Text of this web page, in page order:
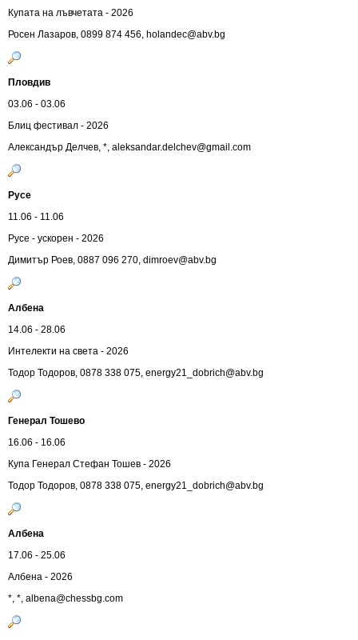
Купата на лъвчетата - 2026
Росен Лазаров, 0899 874 456, holandec@abv.bg
Пловдив
03.06 - 03.06
Блиц фестивал - 2026
Александър Делчев, *, aleksandar.delchev@gmail.com
Русе
11.06 - 11.06
Русе - ускорен - 2026
Димитър Роев, 0887 096 270, dimroev@abv.bg
Албена
14.06 - 28.06
Интелекти на света - 2026
Тодор Тодоров, 0878 338 075, energy21_dobrich@abv.bg
Генерал Тошево
16.06 - 16.06
Купа Генерал Стефан Тошев - 2026
Тодор Тодоров, 0878 338 075, energy21_dobrich@abv.bg
Албена
17.06 - 25.06
Албена - 2026
*, *, albena@chessbg.com